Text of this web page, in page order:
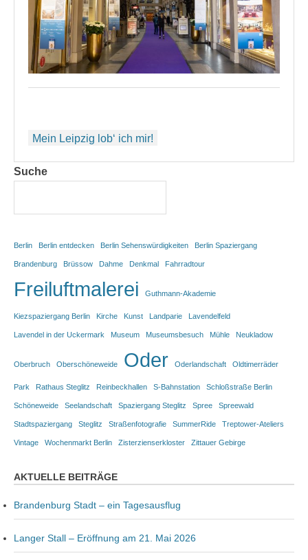
Beitragsnavigation
Mein Leipzig lob‘ ich mir!
Suche
Berlin Berlin entdecken Berlin Sehenswürdigkeiten Berlin Spaziergang
Brandenburg Brüssow Dahme Denkmal Fahrradtour
Freiluftmalerei Guthmann-Akademie
Kiezspaziergang Berlin Kirche Kunst Landparie Lavendelfeld
Lavendel in der Uckermark Museum Museumsbesuch Mühle Neukladow
Oberbruch Oberschöneweide Oder Oderlandschaft Oldtimerräder
Park Rathaus Steglitz Reinbeckhallen S-Bahnstation Schloßstraße Berlin
Schöneweide Seelandschaft Spaziergang Steglitz Spree Spreewald
Stadtspaziergang Steglitz Straßenfotografie SummerRide Treptower-Ateliers
Vintage Wochenmarkt Berlin Zisterzienserkloster Zittauer Gebirge
AKTUELLE BEITRÄGE
Brandenburg Stadt – ein Tagesausflug
Langer Stall – Eröffnung am 21. Mai 2026